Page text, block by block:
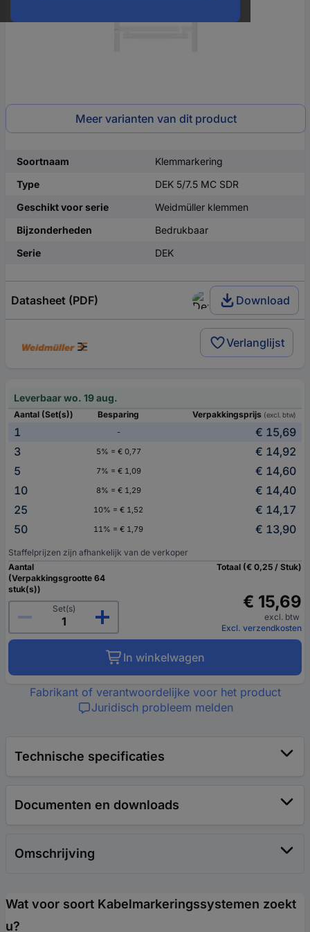
Meer varianten van dit product
Soortnaam
Klemmarkering
Type
DEK 5/7.5 MC SDR
Geschikt voor serie
Weidmüller klemmen
Bijzonderheden
Bedrukbaar
Serie
DEK
Datasheet (PDF) Download
Verlanglijst
Leverbaar wo. 19 aug.
Aantal (Set(s)) Besparing Verpakkingsprijs (excl. btw)
1 -
€ 15,69
3
5% = € 0,77
€ 14,92
5
7% = € 1,09
€ 14,60
10
8% = € 1,29
€ 14,40
25
10% = € 1,52
€ 14,17
50
11% = € 1,79 € 13,90
Staffelprijzen zijn afhankelijk van de verkoper
Aantal
(Verpakkingsgrootte 64
stuk(s))
Set(s)
Totaal (€ 0,25 / Stuk)
€ 15,69
excl. btw
Excl. verzendkosten
In winkelwagen
Fabrikant of verantwoordelijke voor het product
Juridisch probleem melden
Technische specificaties
Documenten en downloads
Omschrijving
Wat voor soort Kabelmarkeringssystemen zoekt
u?